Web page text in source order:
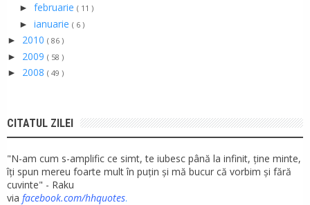
► februarie ( 11 )
► ianuarie ( 6 )
► 2010 ( 86 )
► 2009 ( 58 )
► 2008 ( 49 )
CITATUL ZILEI
"N-am cum s-amplific ce simt, te iubesc până la infinit, ține minte,
îți spun mereu foarte mult în puțin și mă bucur că vorbim și fără
cuvinte" - Raku
via facebook.com/hhquotes.